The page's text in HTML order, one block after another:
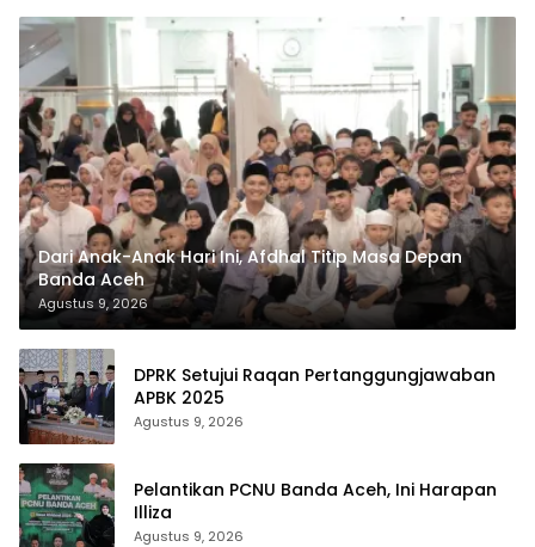
Dari Anak-Anak Hari Ini, Afdhal Titip Masa Depan
Banda Aceh
Agustus 9, 2026
DPRK Setujui Raqan Pertanggungjawaban
APBK 2025
Agustus 9, 2026
Pelantikan PCNU Banda Aceh, Ini Harapan
Illiza
Agustus 9, 2026